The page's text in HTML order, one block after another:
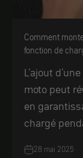
Comment
fonction de
L'ajout
moto peut
en
chargé
28 mai 2025